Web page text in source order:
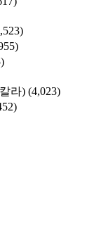
라) (4,023)